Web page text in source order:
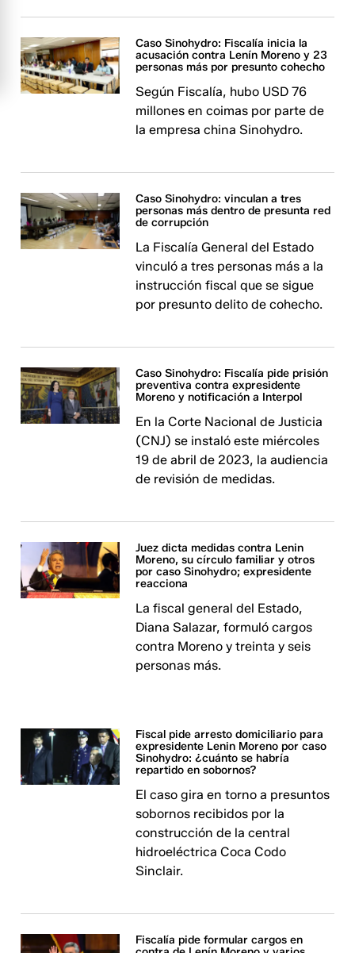
Caso Sinohydro: Fiscalía inicia la
acusación contra Lenín Moreno y 23
personas más por presunto cohecho
Según Fiscalía, hubo USD 76
millones en coimas por parte de
la empresa china Sinohydro.
Caso Sinohydro: vinculan a tres
personas más dentro de presunta red
de corrupción
La Fiscalía General del Estado
vinculó a tres personas más a la
instrucción fiscal que se sigue
por presunto delito de cohecho.
Caso Sinohydro: Fiscalía pide prisión
preventiva contra expresidente
Moreno y notificación a Interpol
En la Corte Nacional de Justicia
(CNJ) se instaló este miércoles
19 de abril de 2023, la audiencia
de revisión de medidas.
Juez dicta medidas contra Lenin
Moreno, su círculo familiar y otros
por caso Sinohydro; expresidente
reacciona
La fiscal general del Estado,
Diana Salazar, formuló cargos
contra Moreno y treinta y seis
personas más.
Fiscal pide arresto domiciliario para
expresidente Lenin Moreno por caso
Sinohydro: ¿cuánto se habría
repartido en sobornos?
El caso gira en torno a presuntos
sobornos recibidos por la
construcción de la central
hidroeléctrica Coca Codo
Sinclair.
Fiscalía pide formular cargos en